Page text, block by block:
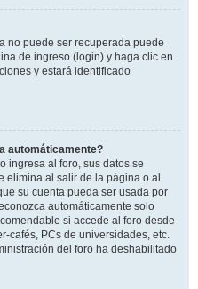
no puede ser recuperada puede
de ingreso (login) y haga clic en
y estará identificado
automáticamente?
ingresa al foro, sus datos se
elimina al salir de la página o al
su cuenta pueda ser usada por
automáticamente solo
si accede al foro desde
cafés, PCs de universidades, etc.
del foro ha deshabilitado